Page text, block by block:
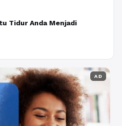
Tidur Anda Menjadi
AD